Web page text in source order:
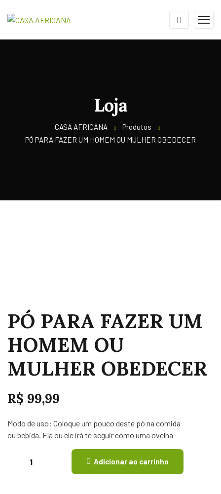
Loja
CASA AFRICANA
Produtos
PÓ PARA FAZER UM HOMEM OU MULHER OBEDECER
PÓ PARA FAZER UM
HOMEM OU
MULHER OBEDECER
R$ 99,99
Modo de uso: Coloque um pouco deste pó na comida
ou bebida. Ela ou ele irá te seguir como uma ovelha
Adicionar ao carrinho